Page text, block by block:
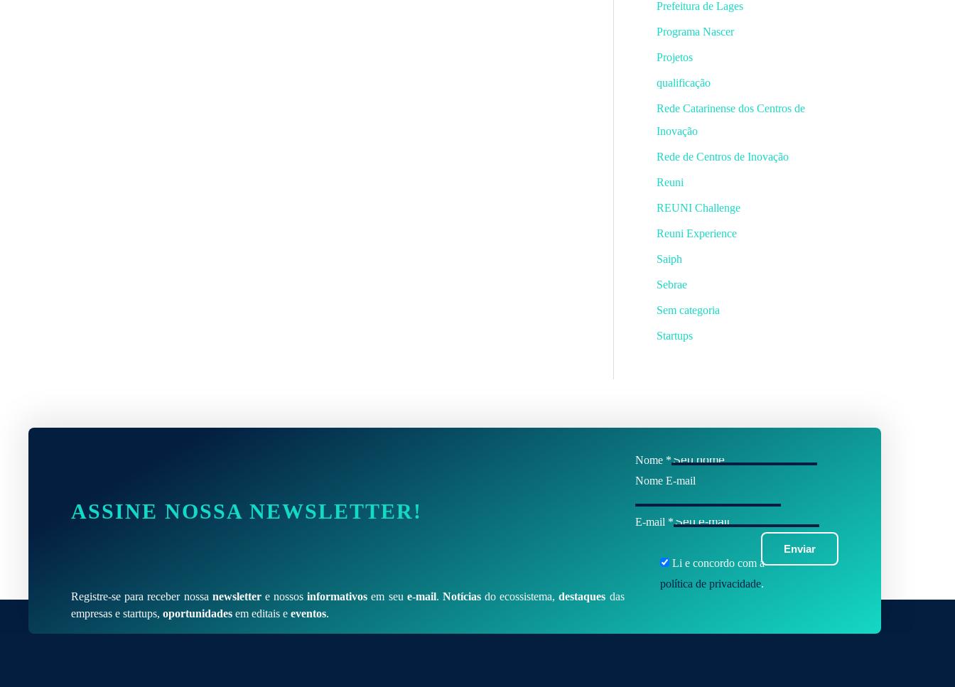
Prefeitura de Lages
Programa Nascer
Projetos
qualificação
Rede Catarinense dos Centros de
Inovação
Rede de Centros de Inovação
Reuni
REUNI Challenge
Reuni Experience
Saiph
Sebrae
Sem categoria
Startups
ASSINE NOSSA NEWSLETTER!
Registre-se para receber nossa newslettere nossosinformativos em seu e-mail. Notíciasdo ecossistema,destaques das
empresas e startups, oportunidades em editais e eventos.
Nome *
Nome E-mail
E-mail *
Enviar
Li e concordo com a
política de privacidade.